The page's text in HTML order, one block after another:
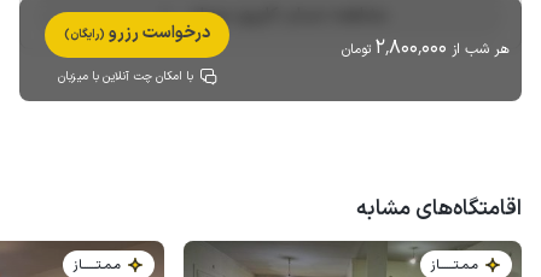
مشاهده حساب کاربری میزبان
هر شب از 2٬800٬000 تومان
درخواست رزرو (رایگان)
با امکان چت آنلاین با میزبان
اقامتگاه‌های مشابه
مـمـتــــــاز
مـمـتــــــاز